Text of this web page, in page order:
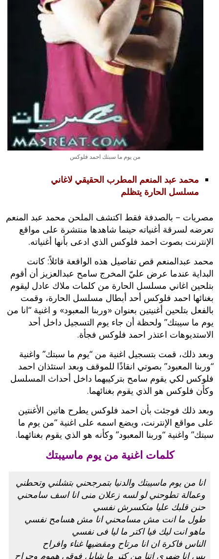
من يوم ما سبتك احمد فلوكس
محمد عبد المنعم المطرب الحقيقي لاغاني
مسلسل الحارة يتظلم
مصريات – بالصدفة فقط اكتشف الملحن محمد عبد المنعم
تعرضه لسرقة أغنياته حينما شاهدها منتشرة على مواقع
الإنترنت بصوت احمد فلوكس الذي ادعى بأنها أغنياته.
محمد عبدالمنعم قص تفاصيل هذه الواقعة قائلاً: كانت
البداية عندما عرض عليّ المخرج سامح عبدالعزيز أن أقوم
بتلحين اغاني مسلسل الحارة من كلمات ملاك عادل ليقوم
بغنائها احمد فلوكس أحد أبطال مسلسل الحارة، وقمت
بالفعل بتلحين أغنيتين بعنوان «وربنا المعبود» و اغنية “انا من
يوم ما سيبتك” ولحظة أن جاء يوم التسجيل داخل أحد
الاستديوهات اعتذر احمد فلوكس فجأة.
وبعد ذلك، قمت بتسجيل اغنية من “يوم ما سبتك” واغنية
“وربنا المعبود” بصوتي انقاذًا للموقف وبعد استئذان احمد
فلوكس لكي يقوم سامح بتركيبهما داخل أحداث المسلسل
وكأن فلوكس هو الذي يقوم بغنائهما.
وبعد ذلك فوجئت بأن احمد فلوكس يطرح هاتين الأغنتين
على مواقع الإنترنت، ويضع اسمه على اغنية “من يوم ما
سبتك” واغنية “وربنا المعبود” وكأنه هو الذي يقوم بغنائهما.
كلمات اغنية من يوم ماسيبتك
انا من يوم ماسيبتك والدنيا بتمرجحني بتشلني وتحطني
وعمالة تطوحني لو لسه زعلان منى انا اسف سامحني
حنن قلبك عليا متكسرش نفسي
طول ما انت مش مسامحني انا مش هسامح نفسي
ماهو انت ليك فيا اكتر ما ليا فى نفسي
الناس فاكرة ان انا مرتاح ومقضيها غناء وافراح
بس انا ضهري اتنا من كتر ما شايل فوقي هموم وجراح